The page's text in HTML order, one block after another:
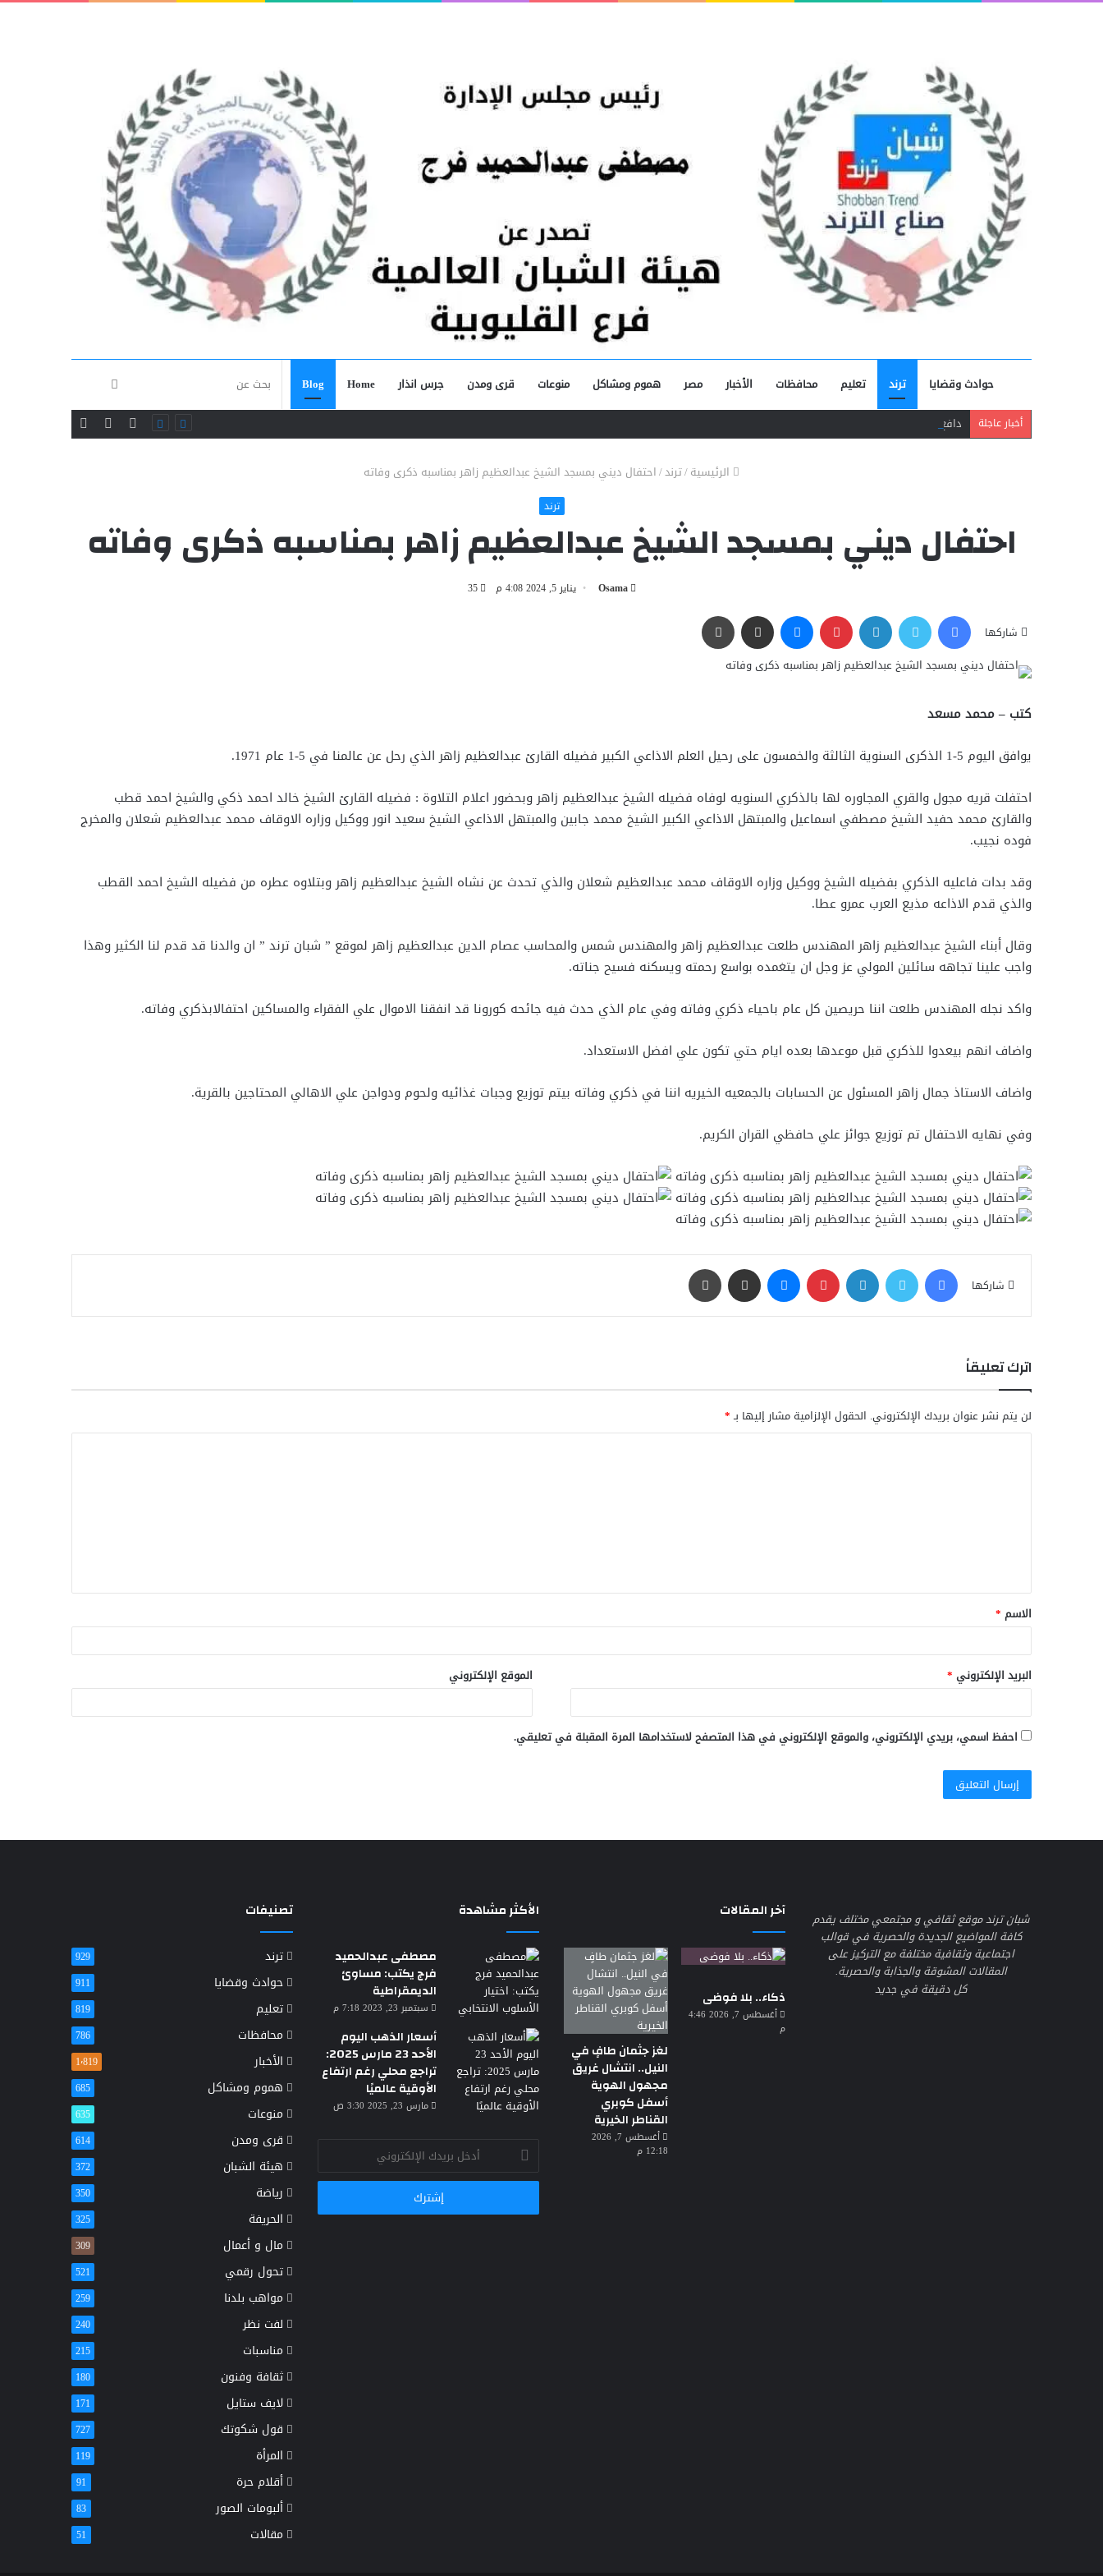
حوادث وقضايا ترند تعليم محافظات الأخبار مصر هموم ومشاكل منوعات قرى ومدن جرس انذار Home
Blog
عن أخبار عاجلة دافع عن بائعة فدفع حياته ثمنًا.. مصرع شاب برصاص آخر في الخصوص تويتر
فيسبوك
الرئيسية/ترند/احتفال ديني بمسجد الشيخ عبدالعظيم زاهر بمناسبه ذكرى وفاته
ترند
احتفال ديني بمسجد الشيخ عبدالعظيم زاهر بمناسبه ذكرى وفاته
Osama يناير 5, 2024 4:08 م 35
شاركها
كتب – محمد مسعد
يوافق اليوم 5-1 الذكرى السنوية الثالثة والخمسون على رحيل العلم الاذاعي الكبير فضيله القارئ عبدالعظيم زاهر الذي رحل عن عالمنا في 5-1 عام 1971.
احتفلت قريه مجول والقري المجاوره لها بالذكري السنويه لوفاه فضيله الشيخ عبدالعظيم زاهر وبحضور اعلام التلاوة : فضيله القارئ الشيخ خالد احمد ذكي والشيخ احمد قطب
والقارئ محمد حفيد الشيخ مصطفي اسماعيل والمبتهل الاذاعي الكبير الشيخ محمد جابين والمبتهل الاذاعي الشيخ سعيد انور ووكيل وزاره الاوقاف محمد عبدالعظيم شعلان والمخرج
فوده نجيب.
وقد بدات فاعليه الذكري بفضيله الشيخ ووكيل وزاره الاوقاف محمد عبدالعظيم شعلان والذي تحدث عن نشاه الشيخ عبدالعظيم زاهر وبتلاوه عطره من فضيله الشيخ احمد القطب
والذي قدم الاذاعه مذيع العرب عمرو عطا.
وقال أبناء الشيخ عبدالعظيم زاهر المهندس طلعت عبدالعظيم زاهر والمهندس شمس والمحاسب عصام الدين عبدالعظيم زاهر لموقع ” شبان ترند ” ان والدنا قد قدم لنا الكثير وهذا
واجب علينا تجاهه سائلين المولي عز وجل ان يتغمده بواسع رحمته ويسكنه فسيح جناته.
واكد نجله المهندس طلعت اننا حريصين كل عام باحياء ذكري وفاته وفي عام الذي حدث فيه جائحه كورونا قد انفقنا الاموال علي الفقراء والمساكين احتفالابذكري وفاته.
واضاف انهم بيعدوا للذكري قبل موعدها بعده ايام حتي تكون علي افضل الاستعداد.
واضاف الاستاذ جمال زاهر المسئول عن الحسابات بالجمعيه الخيريه اننا في ذكري وفاته بيتم توزيع وجبات غذائيه ولحوم ودواجن علي الاهالي المحتاجين بالقرية.
وفي نهايه الاحتفال تم توزيع جوائز علي حافظي القران الكريم.
شاركها
اترك تعليقاً
لن يتم نشر عنوان بريدك الإلكتروني. الحقول الإلزامية مشار إليها بـ*
ق
*
الاسم *
البريد الإلكتروني * الموقع الإلكتروني
احفظ اسمي، بريدي الإلكتروني، والموقع الإلكتروني في هذا المتصفح لاستخدامها المرة المقبلة في تعليقي.
شبان ترند موقع ثقافي و مجتمعي مختلف يقدم
كافة المواضيع الجديدة والحصرية في قوالب
اجتماعية وثقافية مختلفة مع التركيز على
المقالات المشوقة والجذابة والحصرية.
كل دقيقة في جديد
آخر المقالات
ذكاء.. بلا فوضى
أغسطس 7, 2026 4:46
م
لغز جثمان طافٍ في
النيل.. انتشال غريق
مجهول الهوية
أسفل كوبري
القناطر الخيرية
أغسطس 7, 2026
12:18 م
الأكثر مشاهدة
مصطفى عبدالحميد
فرج يكتب: مساوئ
الديمقراطية
سبتمبر 23, 2023 7:18 م
أسعار الذهب اليوم
الأحد 23 مارس 2025:
تراجع محلي رغم ارتفاع
الأوقية عالميًا
مارس 23, 2025 3:30 ص
أدخل
بريدك
الإلكتروني
تصنيفات
ترند 929
حوادث وقضايا 911
تعليم 819
محافظات 786
الأخبار 1٬819
هموم ومشاكل 685
منوعات 635
قرى ومدن 614
هيئة الشبان 372
رياضة 350
الحريفة 325
مال و أعمال 309
تحول رقمي 521
مواهب بلدنا 259
لفت نظر 240
مناسبات 215
ثقافة وفنون 180
لايف ستايل 171
قول شكوتك 727
المرأة 119
أقلام حرة 91
ألبومات الصور 83
مقالات 51